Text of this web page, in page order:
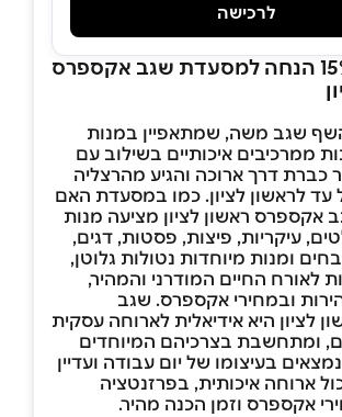
לרכישה
שוברים ב15% הנחה למסעדת שגב אקספרס
שגב משה, שמתאפיין במנות
ממרכיבים איכותיים בשילוב עם
כברת דרך ארוכה והגיע מהרצליה
עד לראשון לציון. כמו במסעדת האם
אקספרס ראשון לציון מציעה מנות
עיקריות, פיצות, פסטות, דגים,
ומנות מיוחדות נטולות גלוטן,
לאורח החיים המודרני והמהיר,
ובמחירי אקספרס. שגב
לציון היא אידיאלית לארוחה עסקית
ומתחשבת בצרכיהם המיוחדים
בעיצומו של יום עבודה ועדיין
ארוחה איכותית, בפרזנטציה
אקספרס וזמן הכנה מהיר.